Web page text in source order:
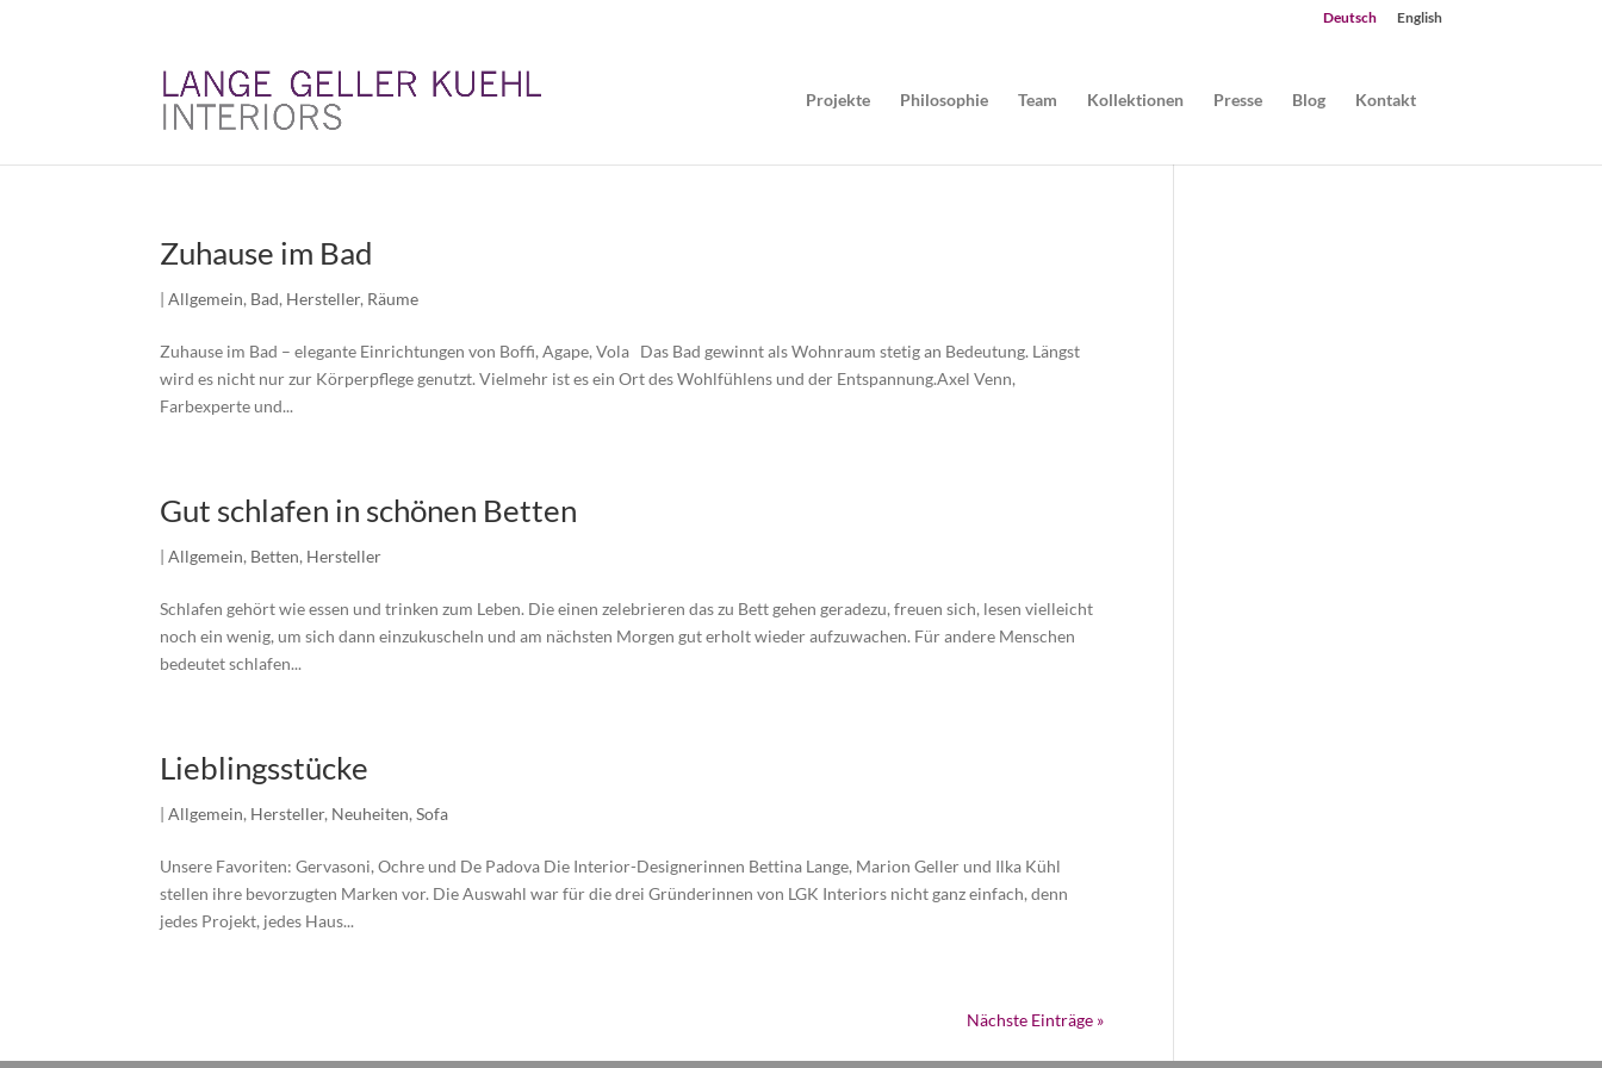
Deutsch English
Projekte Philosophie Team Kollektionen Presse Blog Kontakt
Zuhause im Bad
|Allgemein, Bad, Hersteller, Räume
Zuhause im Bad – elegante Einrichtungen von Boffi, Agape, Vola Das Bad gewinnt als Wohnraum stetig an Bedeutung. Längst
wird es nicht nur zur Körperpflege genutzt. Vielmehr ist es ein Ort des Wohlfühlens und der Entspannung.Axel Venn,
Farbexperte und...
Gut schlafen in schönen Betten
|Allgemein, Betten, Hersteller
Schlafen gehört wie essen und trinken zum Leben. Die einen zelebrieren das zu Bett gehen geradezu, freuen sich, lesen vielleicht
noch ein wenig, um sich dann einzukuscheln und am nächsten Morgen gut erholt wieder aufzuwachen. Für andere Menschen
bedeutet schlafen...
Lieblingsstücke
|Allgemein, Hersteller, Neuheiten,Sofa
Unsere Favoriten: Gervasoni, Ochre und De Padova Die Interior-Designerinnen Bettina Lange, Marion Geller und Ilka Kühl
stellen ihre bevorzugten Marken vor. Die Auswahl war für die drei Gründerinnen von LGK Interiors nicht ganz einfach, denn
jedes Projekt, jedes Haus...
Nächste Einträge »